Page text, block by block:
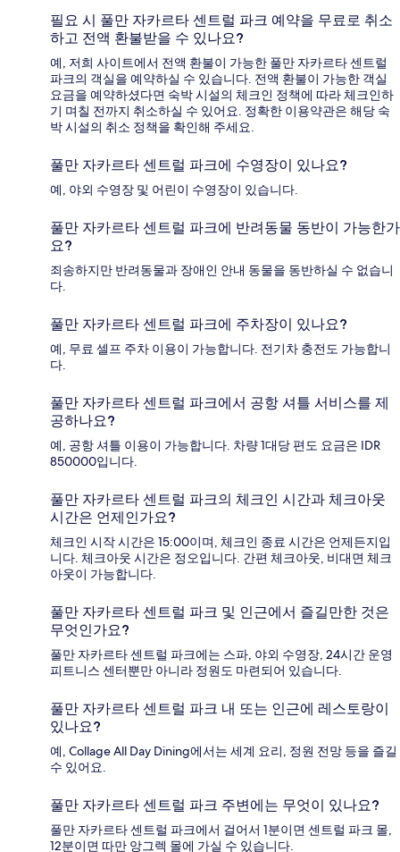
필요 시 풀만 자카르타 센트럴 파크 예약을 무료로 취소
하고 전액 환불받을 수 있나요?
예, 저희 사이트에서 전액 환불이 가능한 풀만 자카르타 센트럴
파크의 객실을 예약하실 수 있습니다. 전액 환불이 가능한 객실
요금을 예약하셨다면 숙박 시설의 체크인 정책에 따라 체크인하
기 며칠 전까지 취소하실 수 있어요. 정확한 이용약관은 해당 숙
박 시설의 취소 정책을 확인해 주세요.
풀만 자카르타 센트럴 파크에 수영장이 있나요?
예, 야외 수영장 및 어린이 수영장이 있습니다.
풀만 자카르타 센트럴 파크에 반려동물 동반이 가능한가
요?
죄송하지만 반려동물과 장애인 안내 동물을 동반하실 수 없습니
다.
풀만 자카르타 센트럴 파크에 주차장이 있나요?
예, 무료 셀프 주차 이용이 가능합니다. 전기차 충전도 가능합니
다.
풀만 자카르타 센트럴 파크에서 공항 셔틀 서비스를 제
공하나요?
예, 공항 셔틀 이용이 가능합니다. 차량 1대당 편도 요금은 IDR
850000입니다.
풀만 자카르타 센트럴 파크의 체크인 시간과 체크아웃
시간은 언제인가요?
체크인 시작 시간은 15:00이며, 체크인 종료 시간은 언제든지입
니다. 체크아웃 시간은 정오입니다. 간편 체크아웃, 비대면 체크
아웃이 가능합니다.
풀만 자카르타 센트럴 파크 및 인근에서 즐길만한 것은
무엇인가요?
풀만 자카르타 센트럴 파크에는 스파, 야외 수영장, 24시간 운영
피트니스 센터뿐만 아니라 정원도 마련되어 있습니다.
풀만 자카르타 센트럴 파크 내 또는 인근에 레스토랑이
있나요?
예, Collage All Day Dining에서는 세계 요리, 정원 전망 등을 즐길
수 있어요.
풀만 자카르타 센트럴 파크 주변에는 무엇이 있나요?
풀만 자카르타 센트럴 파크에서 걸어서 1분이면 센트럴 파크 몰,
12분이면 따만 앙그렉 몰에 가실 수 있습니다.